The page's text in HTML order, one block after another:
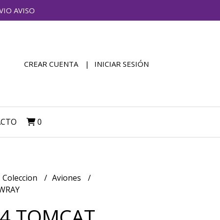
AVISO
CREAR CUENTA INICIAR SESIÓN
0
Coleccion
Aviones